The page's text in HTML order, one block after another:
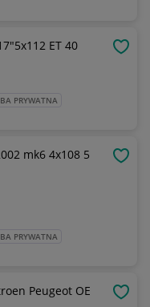
ET 40
PRYWATNA
mk6 4x108 5
PRYWATNA
Peugeot OE